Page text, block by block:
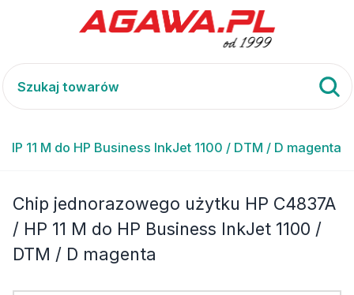
11 M do HP Business InkJet 1100 / DTM / D magenta
Chip jednorazowego użytku HP C4837A
/ HP 11 M do HP Business InkJet 1100 /
DTM / D magenta